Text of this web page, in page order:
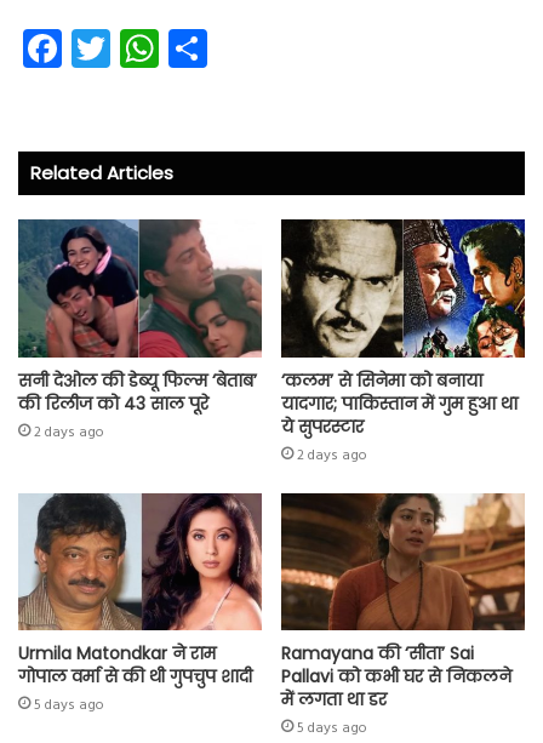
Fa
ce
o
ok
T
wi
er
W
ha
A
p
p
Related Articles
सनी देओल की डेब्यू फिल्म ‘बेताब’
की रिलीज को 43 साल पूरे
2 days ago
‘कलम’ से सिनेमा को बनाया
यादगार; पाकिस्तान में गुम हुआ था
ये सुपरस्टार
2 days ago
Urmila Matondkar ने राम
गोपाल वर्मा से की थी गुपचुप शादी
5 days ago
Ramayana की ‘सीता’ Sai
Pallavi को कभी घर से निकलने
में लगता था डर
5 days ago